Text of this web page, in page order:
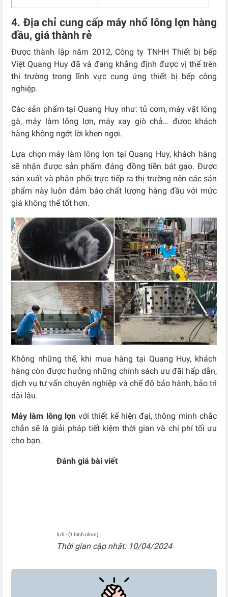
4. Địa chỉ cung cấp máy nhổ lông lợn hàng
đầu, giá thành rẻ
Được thành lập năm 2012, Công ty TNHH Thiết bị bếp
Việt Quang Huy đã và đang khẳng định được vị thế trên
thị trường trong lĩnh vực cung ứng thiết bị bếp công
nghiệp.
Các sản phẩm tại Quang Huy như: tủ cơm, máy vặt lông
gà, máy làm lông lợn, máy xay giò chả… được khách
hàng không ngớt lời khen ngợi.
Lựa chọn máy làm lông lợn tại Quang Huy, khách hàng
sẽ nhận được sản phẩm đáng đồng tiền bát gạo. Được
sản xuất và phân phối trực tiếp ra thị trường nên các sản
phẩm này luôn đảm bảo chất lượng hàng đầu với mức
giá không thể tốt hơn.
Không những thế, khi mua hàng tại Quang Huy, khách
hàng còn được hưởng những chính sách ưu đãi hấp dẫn,
dịch vụ tư vấn chuyên nghiệp và chế độ bảo hành, bảo trì
dài lâu.
Máy làm lông lợnvới thiết kế hiện đại, thông minh chắc
chắn sẽ là giải pháp tiết kiệm thời gian và chi phí tối ưu
cho bạn.
Đánh giá bài viết
5/5 - (1 bình chọn)
Thời gian cập nhật: 10/04/2024